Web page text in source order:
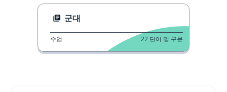
군대
수업 22 단어 및 구문